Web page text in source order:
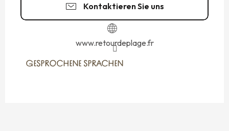
Kontaktieren Sie uns
www.retourdeplage.fr
GESPROCHENE SPRACHEN
GESPROCHENE SPRACHEN